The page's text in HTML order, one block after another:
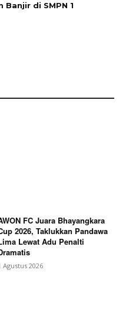
di SMPN 1
FC Juara Bhayangkara
2026, Taklukkan Pandawa
Lewat Adu Penalti
Agustus 2026